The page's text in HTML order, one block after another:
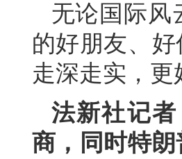
无论国际风
的好朋友、
走深走实，
法新社记
商，同时特